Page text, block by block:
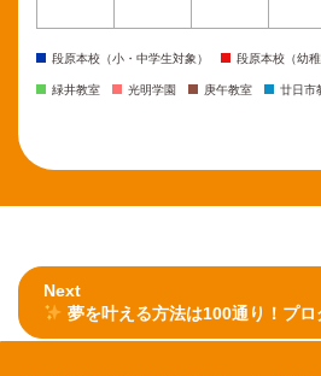
段原本校（小・中学生対象） 段原本校（幼稚
緑井教室 光明学園 庚午教室 廿日市
Next
夢を叶える方法は100通り！プログラミングで育